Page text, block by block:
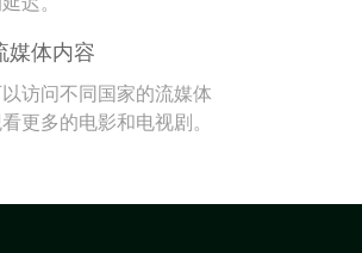
媒体内容
访问不同国家的流媒体
更多的电影和电视剧。